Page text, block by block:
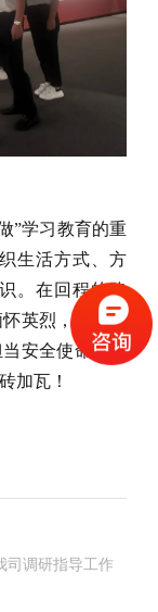
”学习教育的重
生活方式、方
。在回程的路
英烈，在
日常
安全使命，引
加瓦！
司调研指导工作